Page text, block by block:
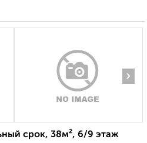
›
срок, 38м², 6/9 этаж